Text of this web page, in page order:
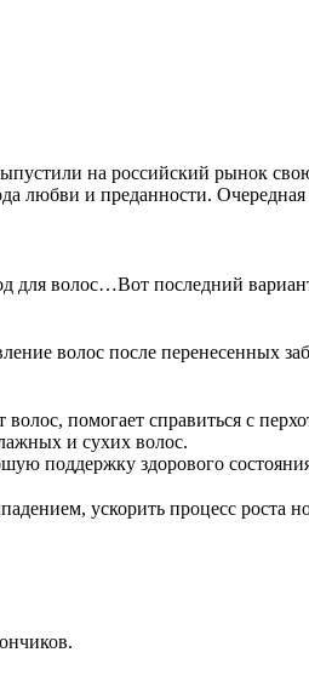
на российский рынок
любви и преданности.
для волос…Вот последний
волос после перенесенных
помогает справиться с
и сухих волос.
поддержку здорового
ускорить процесс роста